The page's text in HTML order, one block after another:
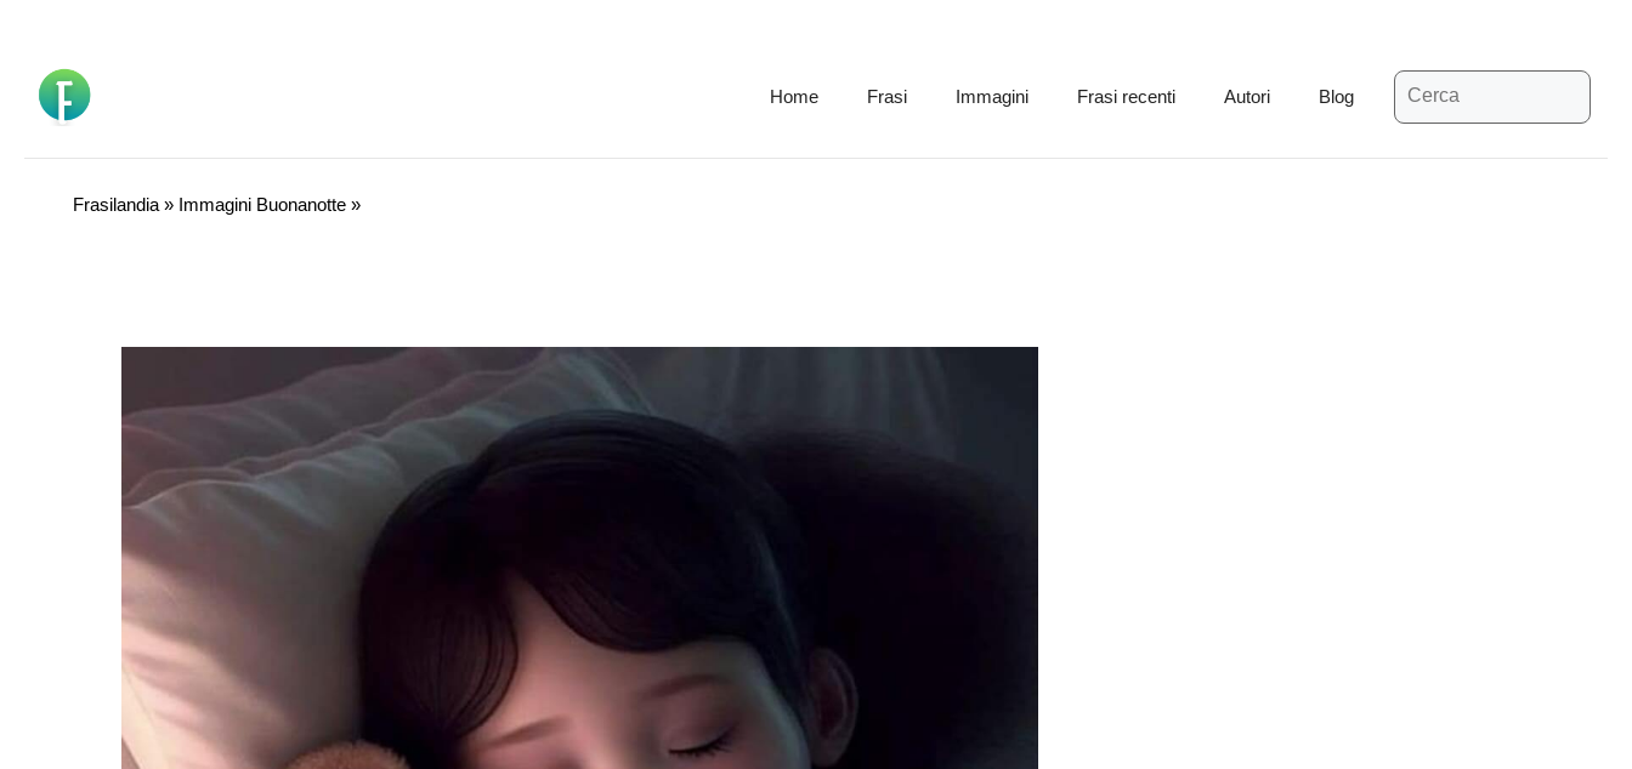
contenuto
Home Frasi Immagini Frasi recenti Autori Blog
Ricerca
per:
Frasilandia » Immagini Buonanotte »